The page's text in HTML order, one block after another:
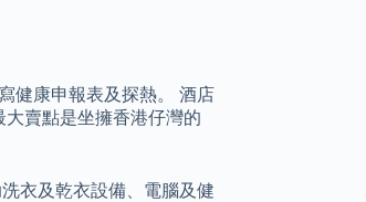
健康申報表及探熱。 酒店
大賣點是坐擁香港仔灣的
衣及乾衣設備、電腦及健